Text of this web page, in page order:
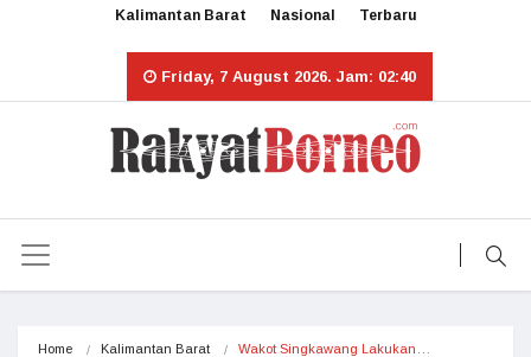
Kalimantan Barat Nasional Terbaru
Friday, 7 August 2026. Jam: 02:40
Home Kalimantan Barat Wakot Singkawang Lakukan…